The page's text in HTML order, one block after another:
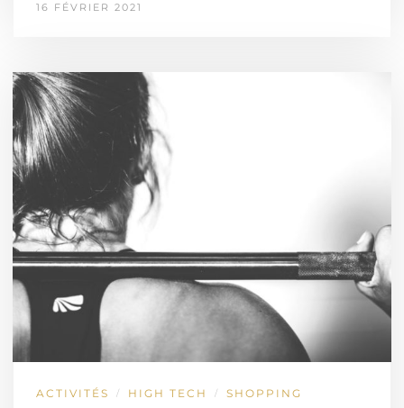
16 FÉVRIER 2021
ACTIVITÉS / HIGH TECH / SHOPPING